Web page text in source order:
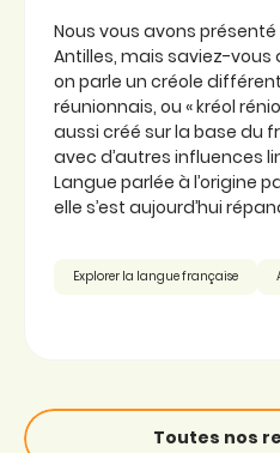
Nous vous avons
Antilles, mais saviez-vous
on parle un créole
réunionnais, ou « kréol
aussi créé sur la base du
avec d’autres influences
Langue parlée à l’origine
elle s’est aujourd’hui
Explorer la langue française
Toutes nos